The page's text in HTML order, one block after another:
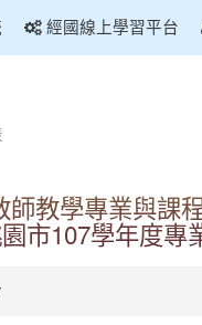
經國線上學習平台
師教學專業與課
市107學年度專